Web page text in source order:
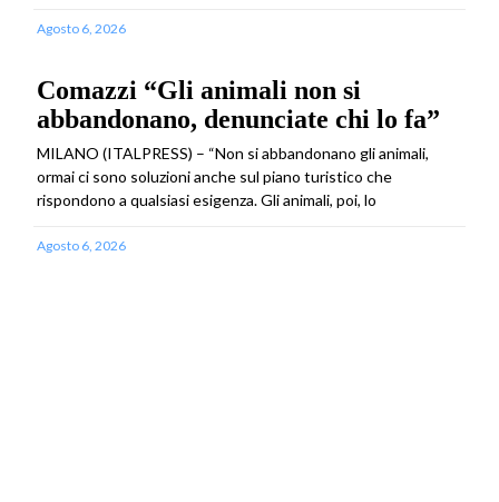
Agosto 6, 2026
Comazzi “Gli animali non si
abbandonano, denunciate chi lo fa”
MILANO (ITALPRESS) – “Non si abbandonano gli animali,
ormai ci sono soluzioni anche sul piano turistico che
rispondono a qualsiasi esigenza. Gli animali, poi, lo
Agosto 6, 2026